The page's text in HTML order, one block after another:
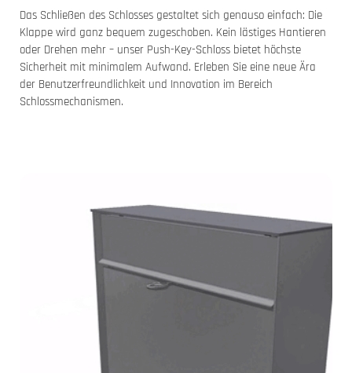
Das Schließen des Schlosses gestaltet sich genauso einfach: Die
Klappe wird ganz bequem zugeschoben. Kein lästiges Hantieren
oder Drehen mehr – unser Push-Key-Schloss bietet höchste
Sicherheit mit minimalem Aufwand. Erleben Sie eine neue Ära
der Benutzerfreundlichkeit und Innovation im Bereich
Schlossmechanismen.